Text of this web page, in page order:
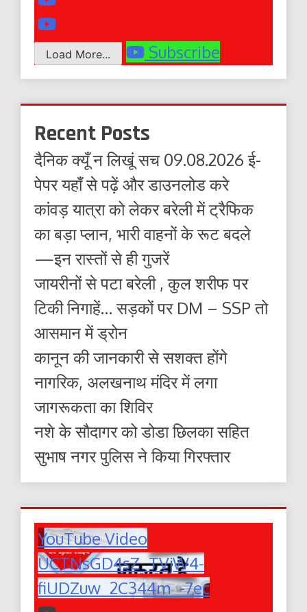
Load More... Subscribe
Recent Posts
दैनिक क्यूँ न लिखूं सच 09.08.2026 ई-
पेपर यहाँ से पढ़ें और डाउनलोड करे
कांवड़ यात्रा को लेकर बरेली में ट्रैफिक
का बड़ा प्लान, भारी वाहनों के रूट बदले
—इन रास्तों से ही गुजरें
जायरीनों से पटा बरेली , कुल शरीफ पर
टिकी निगाहें… सड़कों पर DM – SSP तो
आसमान में ड्रोन
कानून की जानकारी से सशक्त होंगे
नागरिक, अलखनाथ मंदिर में लगा
जागरूकता का शिविर
नशे के सौदागर को डोडा छिलका सहित
सुभाष नगर पुलिस ने किया गिरफ्तार
YouTube Video
UCTNsGD4sZ_TVjW4-
fiUDZuw_2C344m_-7ec